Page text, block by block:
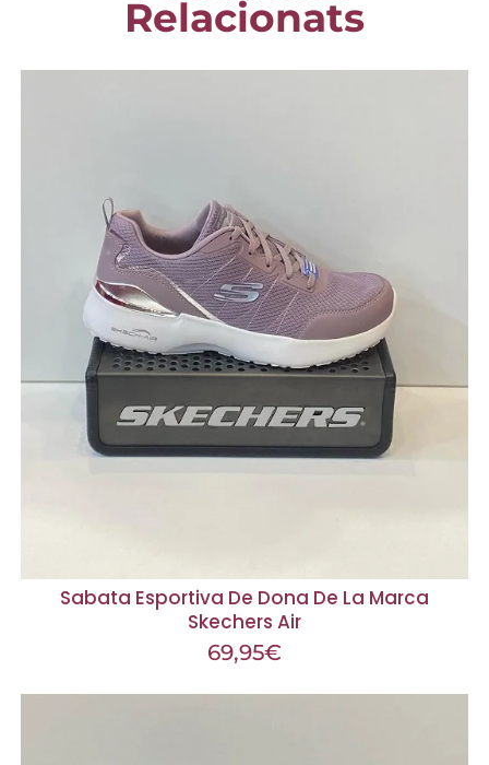
Relacionats
Sabata Esportiva De Dona De La Marca
Skechers Air
69,95€